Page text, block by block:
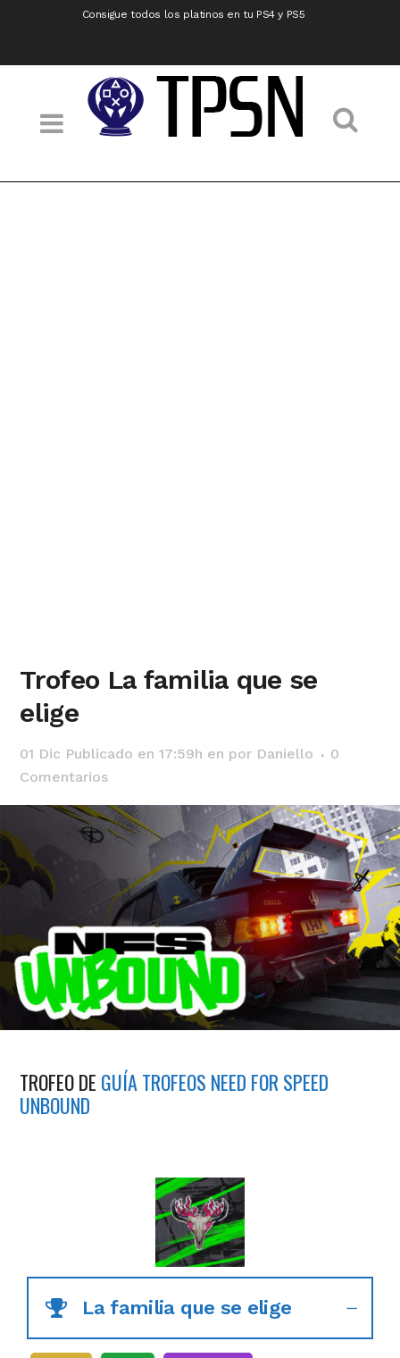
Consigue todos los platinos en tu PS4 y PS5
Trofeo La familia que se
elige
01 Dic Publicado en 17:59h en por Daniello
0
Comentarios
TROFEO DE GUÍA TROFEOS NEED FOR SPEED
UNBOUND
La familia que se elige